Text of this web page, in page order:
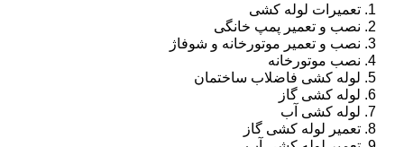
تعمیرات لوله کشی
نصب و تعمیر پمپ خانگی
نصب و تعمیر موتورخانه و شوفاژ
نصب موتورخانه
لوله کشی فاضلاب ساختمان
لوله کشی گاز
لوله کشی آب
تعمیر لوله کشی گاز